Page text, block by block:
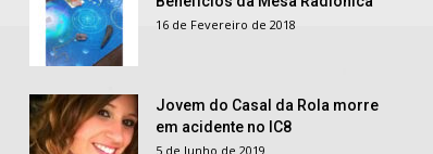
16 de Fevereiro de 2018
Jovem do Casal da Rola morre
em acidente no IC8
5 de Junho de 2019